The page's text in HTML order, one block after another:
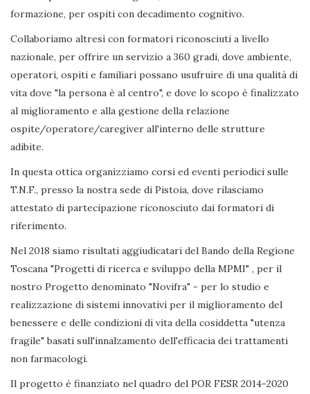
formazione, per ospiti con decadimento cognitivo.
Collaboriamo altresì con formatori riconosciuti a livello
nazionale, per offrire un servizio a 360 gradi, dove ambiente,
operatori, ospiti e familiari possano usufruire di una qualità di
vita dove "la persona è al centro", e dove lo scopo è finalizzato
al miglioramento e alla gestione della relazione
ospite/operatore/caregiver all'interno delle strutture
adibite.
In questa ottica organizziamo corsi ed eventi periodici sulle
T.N.F., presso la nostra sede di Pistoia, dove rilasciamo
attestato di partecipazione riconosciuto dai formatori di
riferimento.
Nel 2018 siamo risultati aggiudicatari del Bando della Regione
Toscana "Progetti di ricerca e sviluppo della MPMI" , per il
nostro Progetto denominato "Novifra" - per lo studio e
realizzazione di sistemi innovativi per il miglioramento del
benessere e delle condizioni di vita della cosiddetta "utenza
fragile" basati sull'innalzamento dell'efficacia dei trattamenti
non farmacologi.
Il progetto è finanziato nel quadro del POR FESR 2014-2020